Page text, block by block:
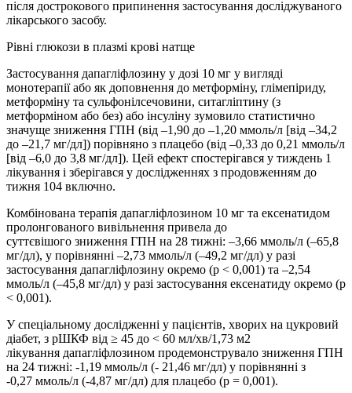
після дострокового припинення застосування досліджуваного
лікарського засобу.
Рівні глюкози в плазмі крові натще
Застосування дапагліфлозину у дозі 10 мг у вигляді
монотерапії або як доповнення до метформіну, глімепіриду,
метформіну та сульфонілсечовини, ситагліптину (з
метформіном або без) або інсуліну зумовило статистично
значуще зниження ГПН (від –1,90 до –1,20 ммоль/л [від –34,2
до –21,7 мг/дл]) порівняно з плацебо (від –0,33 до 0,21 ммоль/л
[від –6,0 до 3,8 мг/дл]). Цей ефект спостерігався у тиждень 1
лікування і зберігався у дослідженнях з продовженням до
тижня 104 включно.
Комбінована терапія дапагліфлозином 10 мг та ексенатидом
пролонгованого вивільнення привела до
суттєвішого зниження ГПН на 28 тижні: –3,66 ммоль/л (–65,8
мг/дл), у порівнянні –2,73 ммоль/л (–49,2 мг/дл) у разі
застосування дапагліфлозину окремо (р < 0,001) та –2,54
ммоль/л (–45,8 мг/дл) у разі застосування ексенатиду окремо (р
< 0,001).
У спеціальному дослідженні у пацієнтів, хворих на цукровий
діабет, з рШКФ від ≥ 45 до < 60 мл/хв/1,73 м2
лікування дапагліфлозином продемонструвало зниження ГПН
на 24 тижні: -1,19 ммоль/л (- 21,46 мг/дл) у порівнянні з
-0,27 ммоль/л (-4,87 мг/дл) для плацебо (р = 0,001).